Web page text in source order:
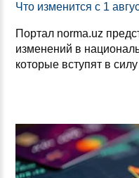
Что из­ме­нит­ся с 1
Портал norma.uz
изменений в
которые вступят в